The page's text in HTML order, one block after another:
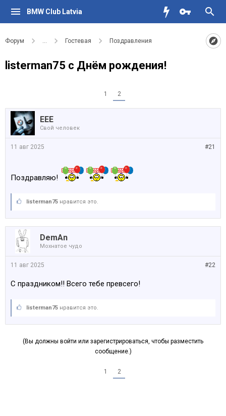
BMW Club Latvia
Форум ... Гостевая Поздравления
listerman75 с Днём рождения!
1 2
EEE
Свой человек
#21
11 авг 2025
Поздравляю!
listerman75 нравится это.
DemAn
Мохнатое чудо
#22
11 авг 2025
С праздником!! Всего тебе превсего!
listerman75 нравится это.
(Вы должны войти или зарегистрироваться, чтобы разместить
сообщение.)
1 2